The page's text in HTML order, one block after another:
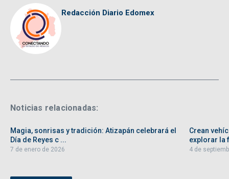
Redacción Diario Edomex
Noticias relacionadas:
Magia, sonrisas y tradición: Atizapán celebrará el
Día de Reyes c ...
7 de enero de 2026
Crean
explorar la
4 de